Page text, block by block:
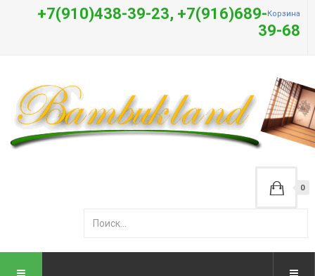
Корзина
+7(910)438-39-23, +7(916)689-
39-68
0